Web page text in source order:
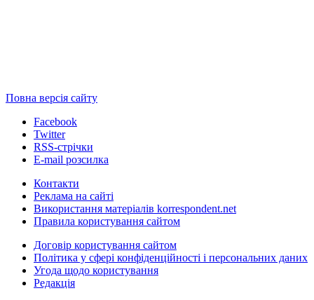
Повна версія сайту
Facebook
Twitter
RSS-стрічки
E-mail розсилка
Контакти
Реклама на сайті
Використання матеріалів korrespondent.net
Правила користування сайтом
Договір користування сайтом
Політика у сфері конфіденційності і персональних даних
Угода щодо користування
Редакція